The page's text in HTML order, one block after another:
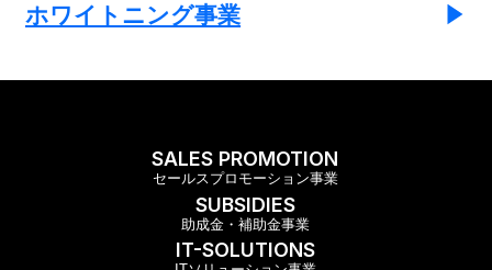
ホワイトニング事業
SALES PROMOTION
セールスプロモーション事業
SUBSIDIES
助成金・補助金事業
IT-SOLUTIONS